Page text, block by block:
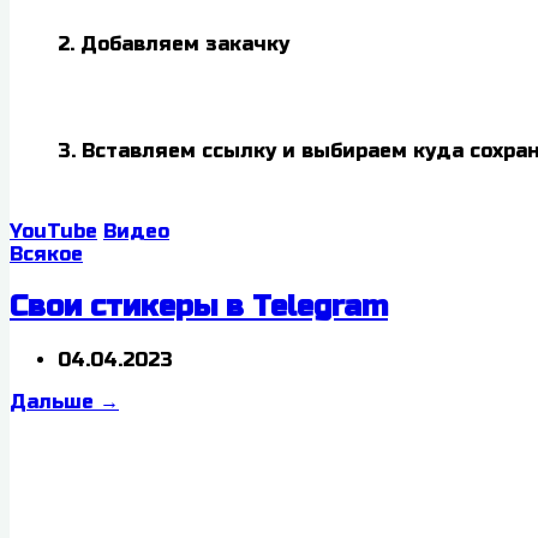
2. Добавляем закачку
3. Вставляем ссылку и выбираем куда
YouTube Видео
Всякое
Свои стикеры в Telegram
04.04.2023
Дальше →